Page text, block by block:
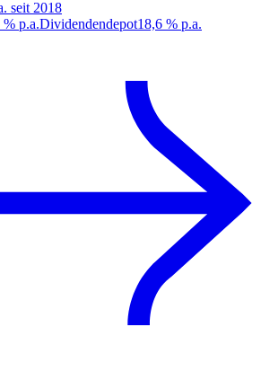
seit 2018
% p.a.Dividendendepot18,6 % p.a.